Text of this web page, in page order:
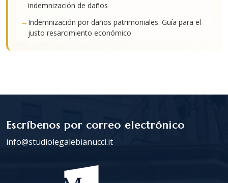
indemnización de daños
Indemnización por daños patrimoniales: Guía para el
justo resarcimiento económico
Escríbenos por correo electrónico
info@studiolegalebianucci.it